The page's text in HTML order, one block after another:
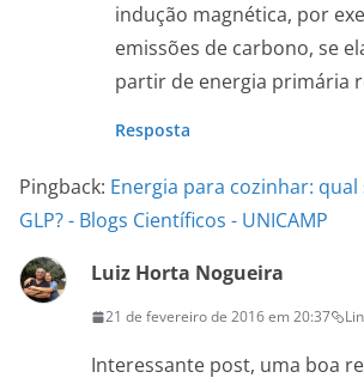
indução magnética, por
emissões de carbono, se
partir de energia primária
Resposta
Pingback: Energia para cozinhar:
GLP? - Blogs Científicos - UNICAMP
Luiz Horta Nogueira
21 de fevereiro de 2016 em 20:37
Interessante post, uma boa